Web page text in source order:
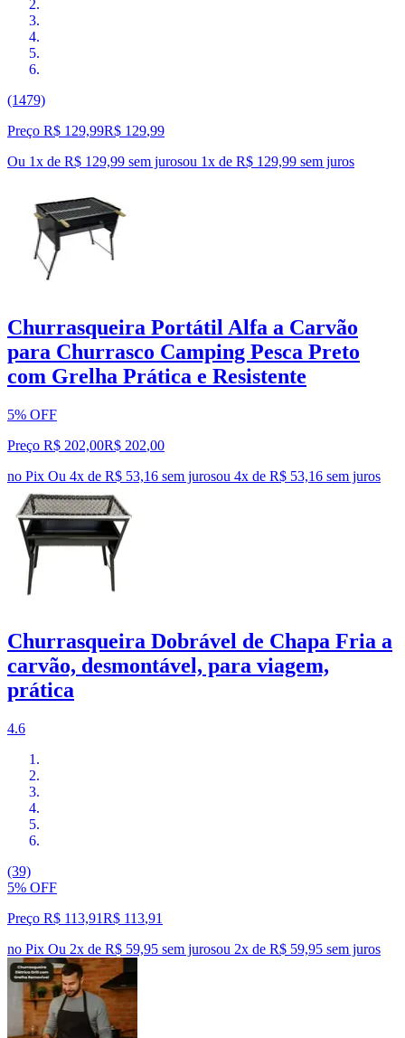
(1479)
Preço R$ 129,99R$ 129,99
Ou 1x de R$ 129,99 sem jurosou 1x de R$ 129,99 sem juros
Churrasqueira Portátil Alfa a Carvão
para Churrasco Camping Pesca Preto
com Grelha Prática e Resistente
5% OFF
Preço R$ 202,00R$ 202,00
no Pix Ou 4x de R$ 53,16 sem jurosou 4x de R$ 53,16 sem juros
Churrasqueira Dobrável de Chapa Fria a
carvão, desmontável, para viagem,
prática
4.6
(39)
5% OFF
Preço R$ 113,91R$ 113,91
no Pix Ou 2x de R$ 59,95 sem jurosou 2x de R$ 59,95 sem juros